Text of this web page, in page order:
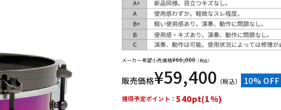
レコーディン
グ機器
配信/ライブ
機器
メーカー希望小売価格¥66,000 （税込）
販売価格¥59,400 （税込） 10% OFF
獲得予定ポイント： 540pt(1%)